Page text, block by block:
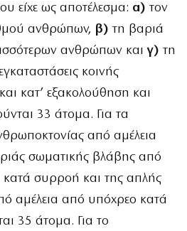
είχε ως αποτέλεσμα: α) τον
ανθρώπων, β) τη βαριά
ανθρώπων καιγ) τη
κοινής
κατ’ εξακολούθηση και
33 άτομα. Για τα
από αμέλεια
σωματικής βλάβης από
συρροή και της απλής
αμέλεια από υπόχρεο κατά
35 άτομα. Για το